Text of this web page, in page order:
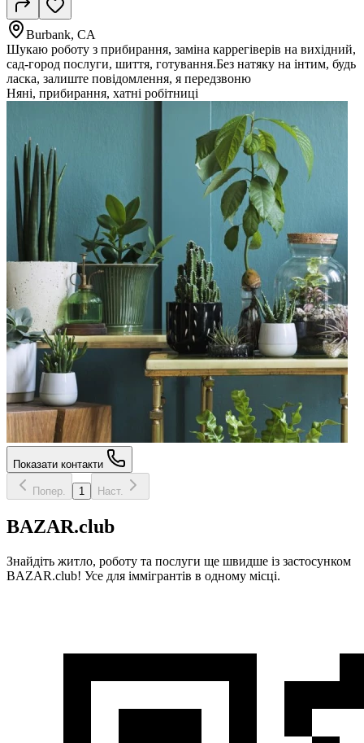
Burbank, CA
Шукаю роботу з прибирання, заміна каррегіверів на вихідний,
сад-город послуги, шиття, готування.Без натяку на інтим, будь
ласка, залиште повідомлення, я передзвоню
Няні, прибирання, хатні робітниці
Показати контакти
Попер. 1 Наст.
BAZAR.club
Знайдіть житло, роботу та послуги ще швидше із застосунком
BAZAR.club! Усе для іммігрантів в одному місці.